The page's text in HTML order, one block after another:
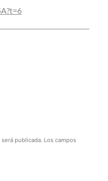
publicada. Los campos